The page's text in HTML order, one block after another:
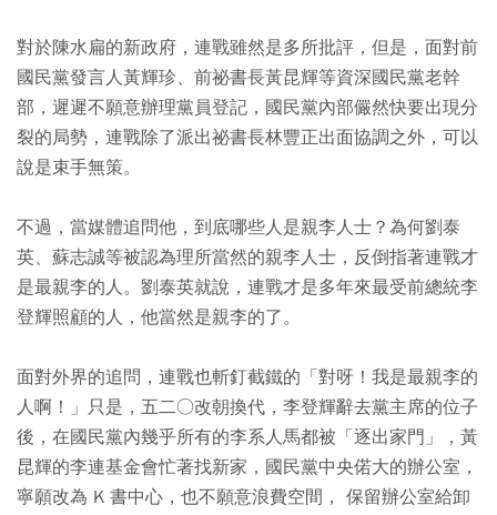
對於陳水扁的新政府，連戰雖然是多所批評，但是，面對前
國民黨發言人黃輝珍、前祕書長黃昆輝等資深國民黨老幹
部，遲遲不願意辦理黨員登記，國民黨內部儼然快要出現分
裂的局勢，連戰除了派出祕書長林豐正出面協調之外，可以
說是束手無策。
不過，當媒體追問他，到底哪些人是親李人士？為何劉泰
英、蘇志誠等被認為理所當然的親李人士，反倒指著連戰才
是最親李的人。劉泰英就說，連戰才是多年來最受前總統李
登輝照顧的人，他當然是親李的了。
面對外界的追問，連戰也斬釘截鐵的「對呀！我是最親李的
人啊！」只是，五二○改朝換代，李登輝辭去黨主席的位子
後，在國民黨內幾乎所有的李系人馬都被「逐出家門」，黃
昆輝的李連基金會忙著找新家，國民黨中央偌大的辦公室，
寧願改為 K 書中心，也不願意浪費空間， 保留辦公室給卸